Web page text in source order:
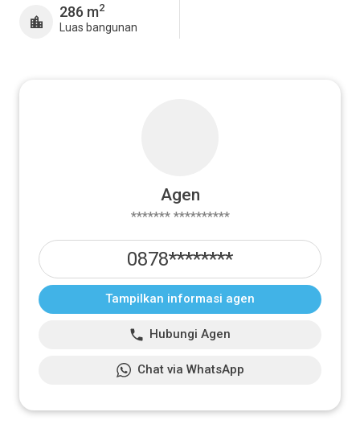
286 m2
Luas bangunan
Agen
******* **********
0878********
Tampilkan informasi agen
Hubungi Agen
Chat via WhatsApp